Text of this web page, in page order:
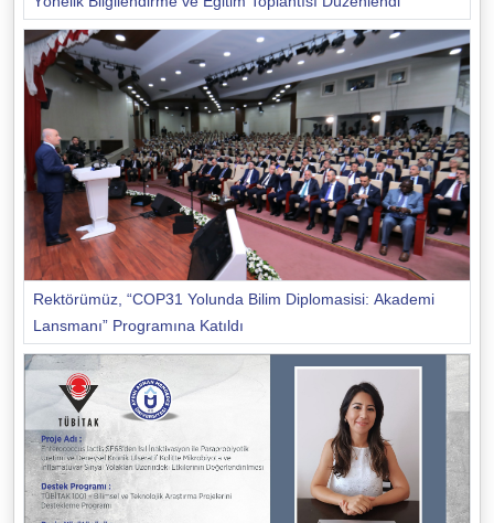
Rektörümüz, “COP31 Yolunda Bilim Diplomasisi: Akademi
Lansmanı” Programına Katıldı